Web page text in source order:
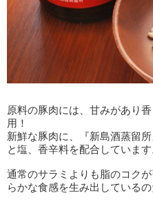
原料の豚肉には、甘みがあり
用！
新鮮な豚肉に、『新島酒蒸留
と塩、香辛料を配合しています
通常のサラミよりも脂のコク
らかな食感を生み出しているの